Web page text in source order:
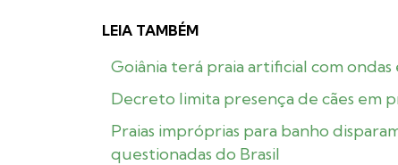
LEIA TAMBÉM
Goiânia terá praia artificial com
Decreto limita presença de cães em
Praias impróprias para banho
questionadas do Brasil